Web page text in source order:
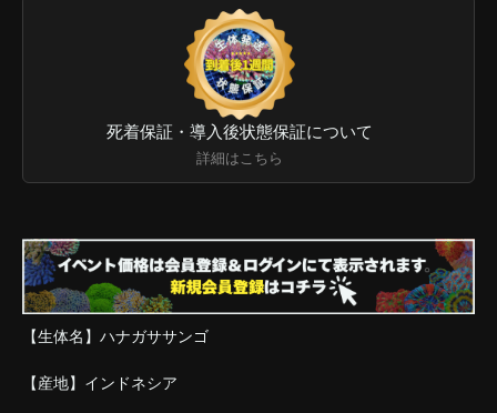
死着保証・導入後状態保証について
詳細はこちら
【生体名】ハナガササンゴ
【産地】インドネシア